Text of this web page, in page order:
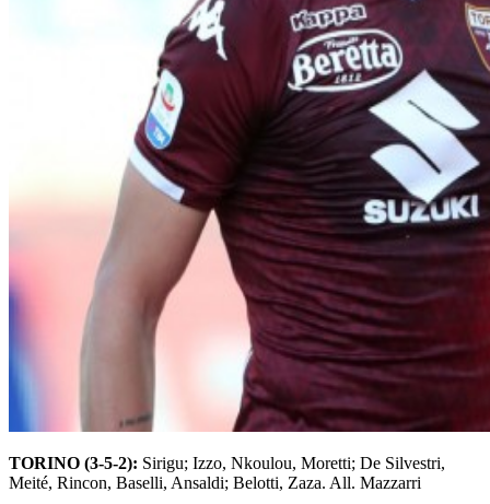
TORINO (3-5-2): Sirigu; Izzo, Nkoulou, Moretti; De Silvestri,
Meité, Rincon, Baselli, Ansaldi; Belotti, Zaza. All. Mazzarri